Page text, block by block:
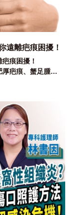
遠離疤痕困擾！
痕困擾！
厚疤痕、蟹足腫